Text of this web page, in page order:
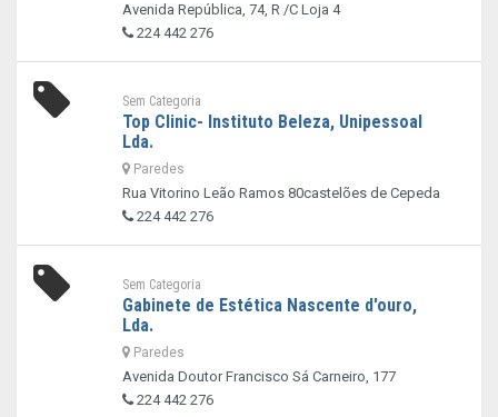
Avenida República, 74, R /C Loja 4
224 442 276
Sem Categoria
Top Clinic- Instituto Beleza, Unipessoal
Lda.
Paredes
Rua Vitorino Leão Ramos 80castelões de Cepeda
224 442 276
Sem Categoria
Gabinete de Estética Nascente d'ouro,
Lda.
Paredes
Avenida Doutor Francisco Sá Carneiro, 177
224 442 276